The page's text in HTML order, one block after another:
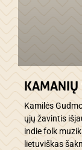
KAMANIŲ
Kamilės
ųjų žavintis
indie folk
lietuviškas